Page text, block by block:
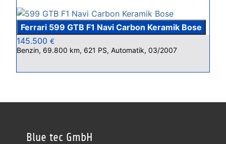
Ferrari 599 GTB F1 Navi Carbon Keramik Bose
145.500 €
Benzin, 69.800 km, 621 PS, Automatik, 03/2007
Blue tec GmbH